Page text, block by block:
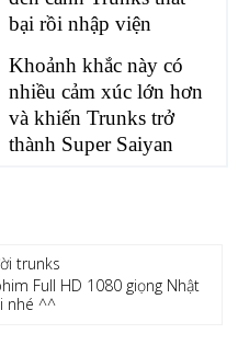
bại rồi nhập viện
Khoảnh khắc này có
nhiều cảm xúc lớn hơn
và khiến Trunks trở
thành Super Saiyan
Full HD 1080 giọng Nhật
nhé ^^